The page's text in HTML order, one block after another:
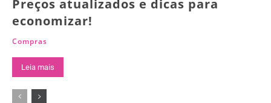
Preços atualizados e dicas para
economizar!
Compras
Leia mais